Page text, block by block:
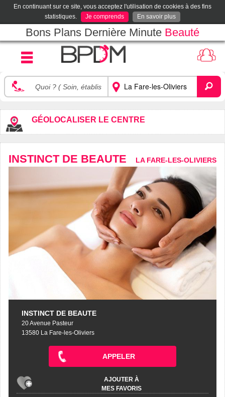
En continuant sur ce site, vous acceptez l'utilisation de cookies à des fins
statistiques.
Je comprends En savoir plus
Bons Plans Dernière Minute Beauté
GÉOLOCALISER LE CENTRE
INSTINCT DE BEAUTE LA FARE-LES-OLIVIERS
INSTINCT DE BEAUTE
20 Avenue Pasteur
13580 La Fare-les-Oliviers
APPELER
AJOUTER À
MES FAVORIS